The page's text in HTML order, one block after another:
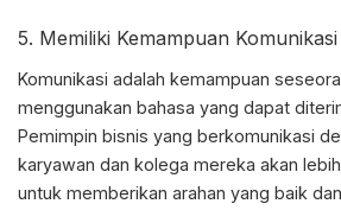
5. Memiliki Kemampuan
Komunikasi adalah kemampuan
menggunakan bahasa yang dapat
Pemimpin bisnis yang berkomunikasi
karyawan dan kolega mereka akan
untuk memberikan arahan yang baik